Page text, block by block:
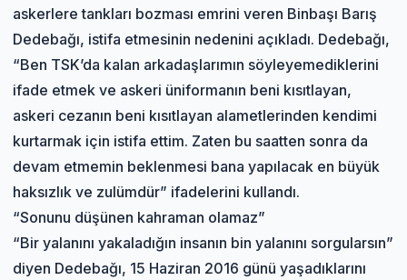
askerlere tankları bozması emrini veren Binbaşı Barış
Dedebağı, istifa etmesinin nedenini açıkladı. Dedebağı,
“Ben TSK’da kalan arkadaşlarımın söyleyemediklerini
ifade etmek ve askeri üniformanın beni kısıtlayan,
askeri cezanın beni kısıtlayan alametlerinden kendimi
kurtarmak için istifa ettim. Zaten bu saatten sonra da
devam etmemin beklenmesi bana yapılacak en büyük
haksızlık ve zulümdür” ifadelerini kullandı.
“Sonunu düşünen kahraman olamaz”
“Bir yalanını yakaladığın insanın bin yalanını sorgularsın”
diyen Dedebağı, 15 Haziran 2016 günü yaşadıklarını